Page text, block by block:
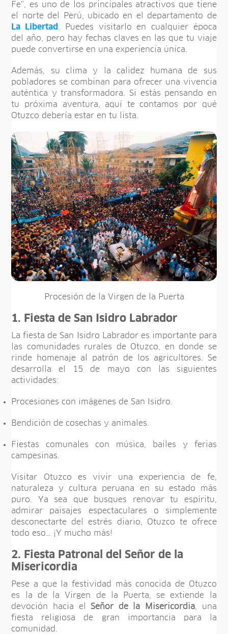
Fe", es uno de los principales atractivos que tiene
el norte del Perú, ubicado en el departamento de
La Libertad
. Puedes visitarlo en cualquier época
del año, pero hay fechas claves en las que tu viaje
puede convertirse en una experiencia única.
Además, su clima y la calidez humana de sus
pobladores se combinan para ofrecer una vivencia
auténtica y transformadora. Si estás pensando en
tu próxima aventura, aquí te contamos por qué
Otuzco debería estar en tu lista.
Procesión de la Virgen de la Puerta
1. Fiesta de San Isidro Labrador
La fiesta de San Isidro Labrador es importante para
las comunidades rurales de Otuzco, en donde se
rinde homenaje al patrón de los agricultores. Se
desarrolla el 15 de mayo con las siguientes
actividades:
Procesiones con imágenes de San Isidro.
Bendición de cosechas y animales.
Fiestas comunales con música, bailes y ferias
campesinas.
Visitar Otuzco es vivir una experiencia de fe,
naturaleza y cultura peruana en su estado más
puro. Ya sea que busques renovar tu espíritu,
admirar paisajes espectaculares o simplemente
desconectarte del estrés diario, Otuzco te ofrece
todo eso… ¡Y mucho más!
2. Fiesta Patronal del Señor de la
Misericordia
Pese a que la festividad más conocida de Otuzco
es la de la Virgen de la Puerta, se extiende la
devoción hacia el Señor de la Misericordia, una
fiesta religiosa de gran importancia para la
comunidad.